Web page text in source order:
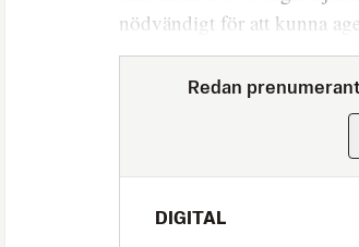
nödvändigt för att kunna
Redan
DIGITAL